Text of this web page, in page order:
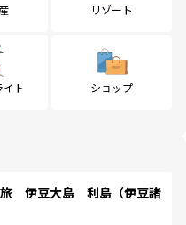
リゾート
ト ショップ
伊豆大島 利島（伊豆諸